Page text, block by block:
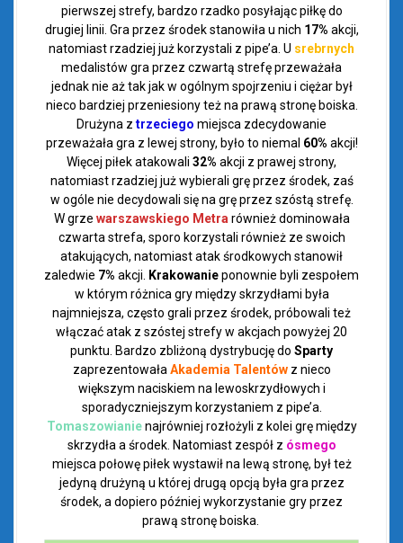
pierwszej strefy, bardzo rzadko posyłając piłkę do
drugiej linii. Gra przez środek stanowiła u nich 17% akcji,
natomiast rzadziej już korzystali z pipe’a. U srebrnych
medalistów gra przez czwartą strefę przeważała
jednak nie aż tak jak w ogólnym spojrzeniu i ciężar był
nieco bardziej przeniesiony też na prawą stronę boiska.
Drużyna z trzeciego miejsca zdecydowanie
przeważała gra z lewej strony, było to niemal 60% akcji!
Więcej piłek atakowali 32% akcji z prawej strony,
natomiast rzadziej już wybierali grę przez środek, zaś
w ogóle nie decydowali się na grę przez szóstą strefę.
W grze warszawskiego Metra również dominowała
czwarta strefa, sporo korzystali również ze swoich
atakujących, natomiast atak środkowych stanowił
zaledwie 7% akcji. Krakowanieponownie byli zespołem
w którym różnica gry między skrzydłami była
najmniejsza, często grali przez środek, próbowali też
włączać atak z szóstej strefy w akcjach powyżej 20
punktu. Bardzo zbliżoną dystrybucję do Sparty
zaprezentowała Akademia Talentówz nieco
większym naciskiem na lewoskrzydłowych i
sporadyczniejszym korzystaniem z pipe’a.
Tomaszowianienajrówniej rozłożyli z kolei grę między
skrzydła a środek. Natomiast zespół z ósmego
miejsca połowę piłek wystawił na lewą stronę, był też
jedyną drużyną u której drugą opcją była gra przez
środek, a dopiero później wykorzystanie gry przez
prawą stronę boiska.